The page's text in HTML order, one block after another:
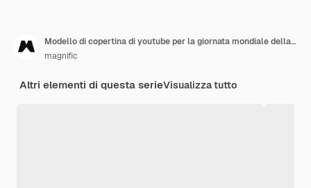
Modello di copertina di youtube per la giornata mondiale della fotografia
magnific
Altri elementi di questa serieVisualizza tutto